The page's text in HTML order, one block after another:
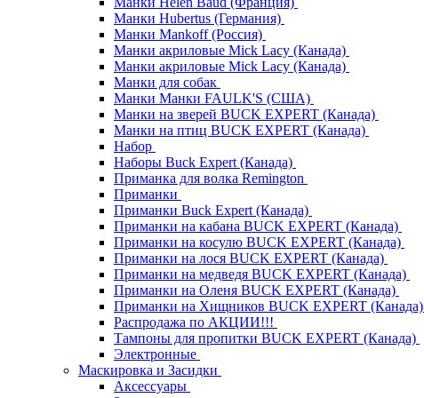
Манки Hubertus (Германия)
Манки Mankoff (Россия)
Манки акриловые Mick Lacy (Канада)
Манки акриловые Mick Lacy (Канада)
Манки для собак
Манки Манки FAULK'S (США)
Манки на зверей BUCK EXPERT (Канада)
Манки на птиц BUCK EXPERT (Канада)
Набор
Наборы Buck Expert (Канада)
Приманка для волка Remington
Приманки
Приманки Buck Expert (Канада)
Приманки на кабана BUCK EXPERT (Канада)
Приманки на косулю BUCK EXPERT (Канада)
Приманки на лося BUCK EXPERT (Канада)
Приманки на медведя BUCK EXPERT (Канада)
Приманки на Оленя BUCK EXPERT (Канада)
Приманки на Хищников BUCK EXPERT (Канада)
Распродажа по АКЦИИ!!!
Тампоны для пропитки BUCK EXPERT (Канада)
Электронные
Маскировка и Засидки
Аксессуары